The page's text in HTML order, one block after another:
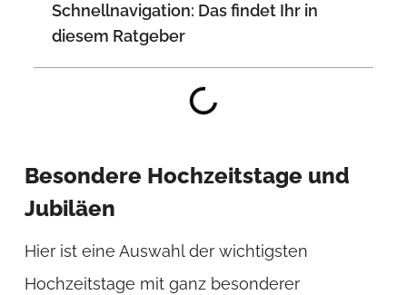
Schnellnavigation: Das findet Ihr in
diesem Ratgeber
Besondere Hochzeitstage und
Jubiläen
Hier ist eine Auswahl der wichtigsten
Hochzeitstage mit ganz besonderer